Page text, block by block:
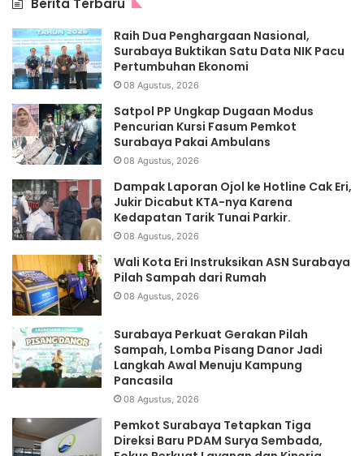
Berita Terbaru
Raih Dua Penghargaan Nasional,
Surabaya Buktikan Satu Data NIK Pacu
Pertumbuhan Ekonomi
08 Agustus, 2026
Satpol PP Ungkap Dugaan Modus
Pencurian Kursi Fasum Pemkot
Surabaya Pakai Ambulans
08 Agustus, 2026
Dampak Laporan Ojol ke Hotline Cak Eri,
Jukir Dicabut KTA-nya Karena
Kedapatan Tarik Tunai Parkir.
08 Agustus, 2026
Wali Kota Eri Instruksikan ASN Surabaya
Pilah Sampah dari Rumah
08 Agustus, 2026
Surabaya Perkuat Gerakan Pilah
Sampah, Lomba Pisang Danor Jadi
Langkah Awal Menuju Kampung
Pancasila
08 Agustus, 2026
Pemkot Surabaya Tetapkan Tiga
Direksi Baru PDAM Surya Sembada,